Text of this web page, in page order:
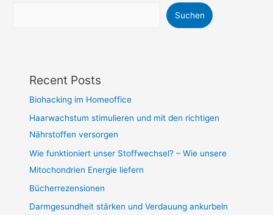
Suchen
Recent Posts
Biohacking im Homeoffice
Haarwachstum stimulieren und mit den richtigen
Nährstoffen versorgen
Wie funktioniert unser Stoffwechsel? – Wie unsere
Mitochondrien Energie liefern
Bücherrezensionen
Darmgesundheit stärken und Verdauung ankurbeln